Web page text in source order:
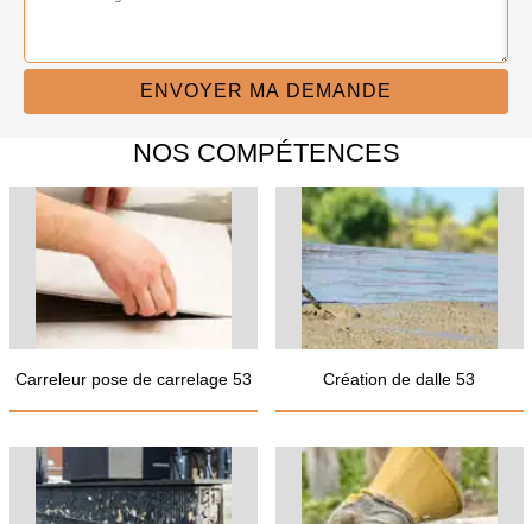
NOS COMPÉTENCES
Carreleur pose de carrelage 53 Création de dalle 53